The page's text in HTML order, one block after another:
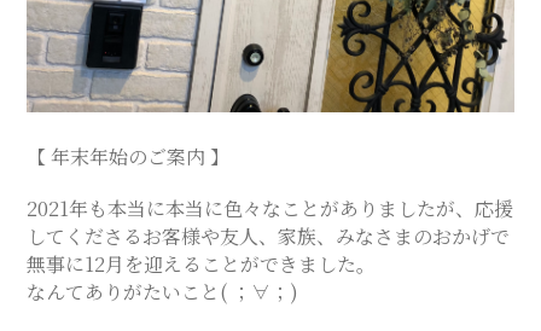
ス
テ
サ
ロ
【 年末年始のご案内 】
2021年も本当に本当に色々なことがありましたが、応援
してくださるお客様や友人、家族、みなさまのおかげで
無事に12月を迎えることができました。
なんてありがたいこと( ；∀；)